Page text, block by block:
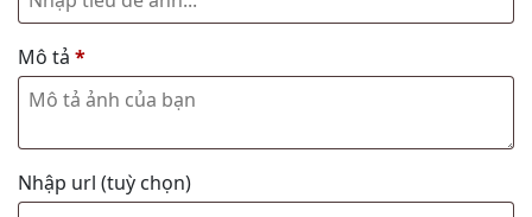
Mô tả *
Nhập url (tuỳ chọn)